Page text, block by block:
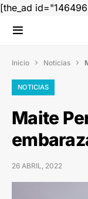
[the_ad
Inicio  Noticias 
NOTICIAS
Maite
26 ABRIL, 2022